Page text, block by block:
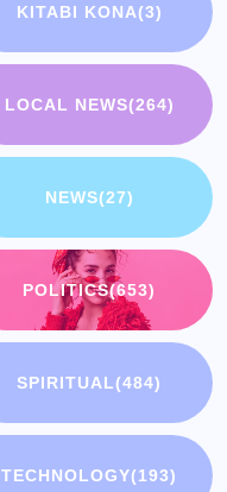
KITABI KONA(3)
LOCAL NEWS(264)
NEWS(27)
POLITICS(653)
SPIRITUAL(484)
TECHNOLOGY(193)